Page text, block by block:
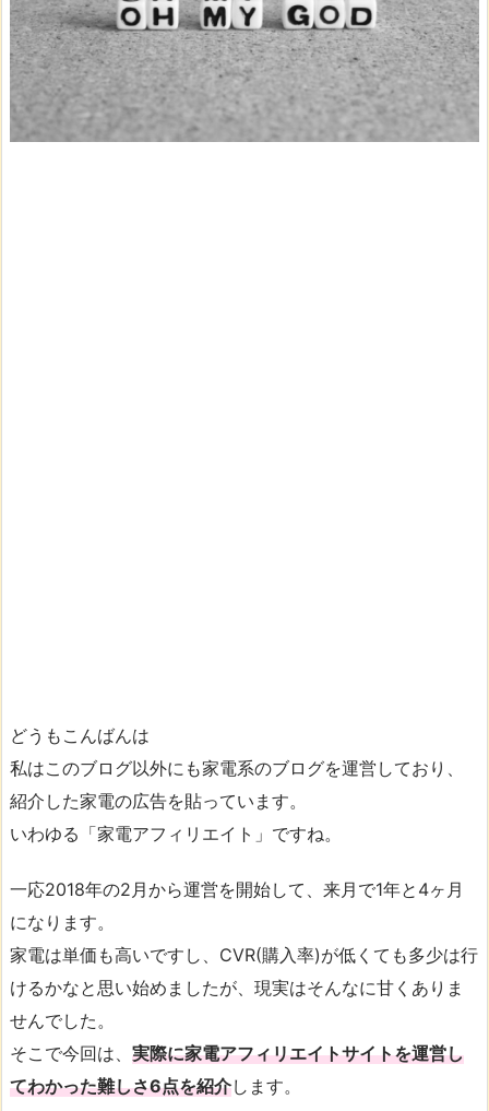
どうもこんばんは
私はこのブログ以外にも家電系のブログを運営しており、
紹介した家電の広告を貼っています。
いわゆる「家電アフィリエイト」ですね。
一応2018年の2月から運営を開始して、来月で1年と4ヶ月
になります。
家電は単価も高いですし、CVR(購入率)が低くても多少は行
けるかなと思い始めましたが、現実はそんなに甘くありま
せんでした。
そこで今回は、 実際に家電アフィリエイトサイトを運営し
てわかった難しさ6点を紹介します。